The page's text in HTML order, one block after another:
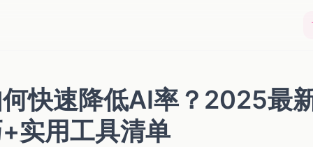
快速降低AI率？2025最
实用工具清单